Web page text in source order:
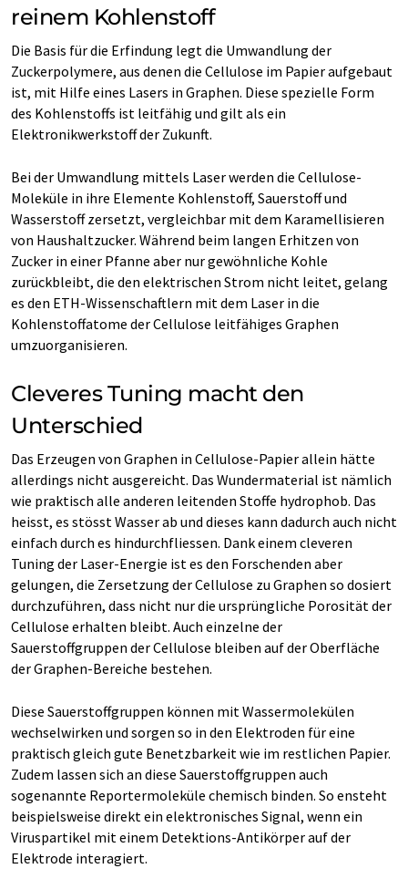
reinem Kohlenstoff
Die Basis für die Erfindung legt die Umwandlung der
Zuckerpolymere, aus denen die Cellulose im Papier aufgebaut
ist, mit Hilfe eines Lasers in Graphen. Diese spezielle Form
des Kohlenstoffs ist leitfähig und gilt als ein
Elektronikwerkstoff der Zukunft.
Bei der Umwandlung mittels Laser werden die Cellulose-​
Moleküle in ihre Elemente Kohlenstoff, Sauerstoff und
Wasserstoff zersetzt, vergleichbar mit dem Karamellisieren
von Haushaltzucker. Während beim langen Erhitzen von
Zucker in einer Pfanne aber nur gewöhnliche Kohle
zurückbleibt, die den elektrischen Strom nicht leitet, gelang
es den ETH-​Wissenschaftlern mit dem Laser in die
Kohlenstoffatome der Cellulose leitfähiges Graphen
umzuorganisieren.
Cleveres Tuning macht den
Unterschied
Das Erzeugen von Graphen in Cellulose-​Papier allein hätte
allerdings nicht ausgereicht. Das Wundermaterial ist nämlich
wie praktisch alle anderen leitenden Stoffe hydrophob. Das
heisst, es stösst Wasser ab und dieses kann dadurch auch nicht
einfach durch es hindurchfliessen. Dank einem cleveren
Tuning der Laser-​Energie ist es den Forschenden aber
gelungen, die Zersetzung der Cellulose zu Graphen so dosiert
durchzuführen, dass nicht nur die ursprüngliche Porosität der
Cellulose erhalten bleibt. Auch einzelne der
Sauerstoffgruppen der Cellulose bleiben auf der Oberfläche
der Graphen-​Bereiche bestehen.
Diese Sauerstoffgruppen können mit Wassermolekülen
wechselwirken und sorgen so in den Elektroden für eine
praktisch gleich gute Benetzbarkeit wie im restlichen Papier.
Zudem lassen sich an diese Sauerstoffgruppen auch
sogenannte Reportermoleküle chemisch binden. So ensteht
beispielsweise direkt ein elektronisches Signal, wenn ein
Viruspartikel mit einem Detektions-​Antikörper auf der
Elektrode interagiert.